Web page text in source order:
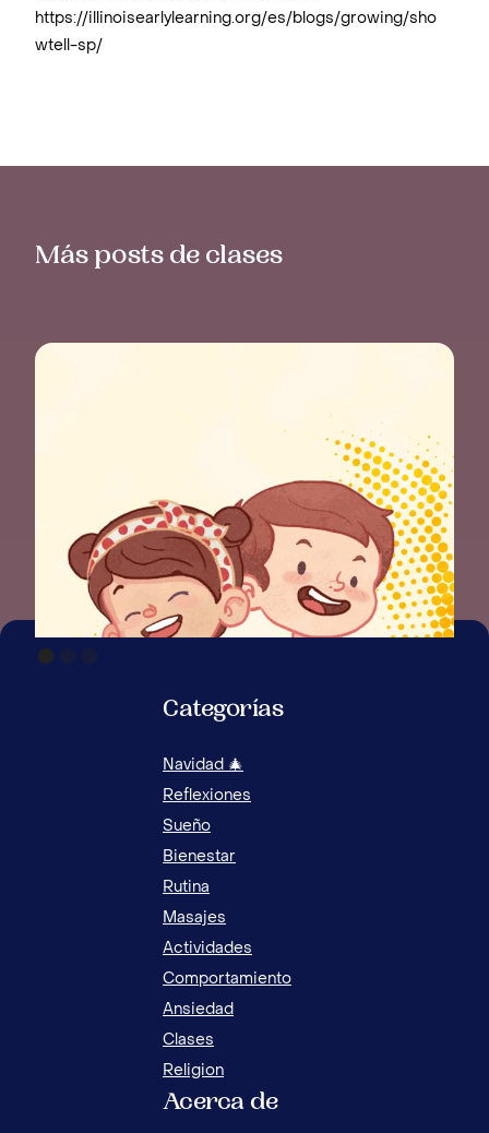
https://illinoisearlylearning.org/es/blogs/growing/sho
wtell-sp/
Más posts de clases
Categorías
Navidad 🎄
Reflexiones
Sueño
Bienestar
Rutina
Masajes
Actividades
Comportamiento
Ansiedad
Clases
Religion
Acerca de